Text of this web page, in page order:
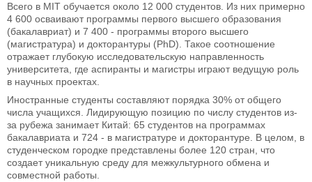
Всего в MIT обучается около 12 000 студентов. Из них примерно
4 600 осваивают программы первого высшего образования
(бакалавриат) и 7 400 - программы второго высшего
(магистратура) и докторантуры (PhD). Такое соотношение
отражает глубокую исследовательскую направленность
университета, где аспиранты и магистры играют ведущую роль
в научных проектах.
Иностранные студенты составляют порядка 30% от общего
числа учащихся. Лидирующую позицию по числу студентов из-
за рубежа занимает Китай: 65 студентов на программах
бакалавриата и 724 - в магистратуре и докторантуре. В целом, в
студенческом городке представлены более 120 стран, что
создает уникальную среду для межкультурного обмена и
совместной работы.